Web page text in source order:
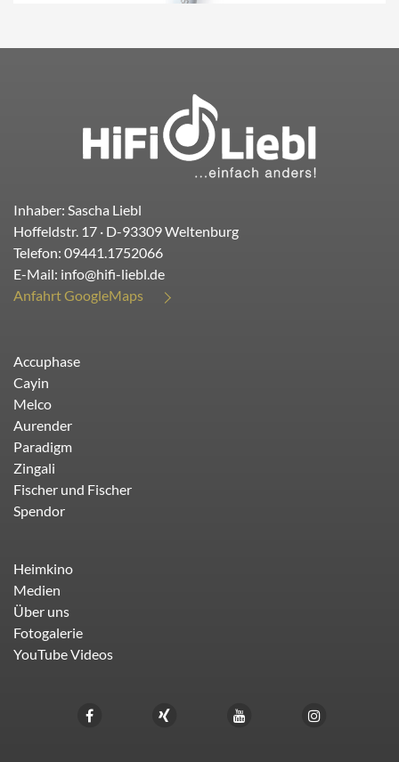
Inhaber: Sascha Liebl
Hoffeldstr. 17 · D-93309Weltenburg
Telefon: 09441.1752066
E-Mail: info@hifi-liebl.de
Anfahrt GoogleMaps
Accuphase
Cayin
Melco
Aurender
Paradigm
Zingali
Fischer und Fischer
Spendor
Heimkino
Medien
Über uns
Fotogalerie
YouTube Videos